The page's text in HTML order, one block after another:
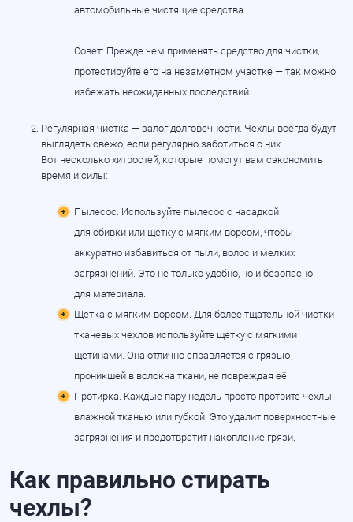
автомобильные чистящие средства.
Совет: Прежде чем применять средство для чистки,
протестируйте его на незаметном участке — так можно
избежать неожиданных последствий.
Регулярная чистка — залог долговечности. Чехлы всегда будут
выглядеть свежо, если регулярно заботиться о них.
Вот несколько хитростей, которые помогут вам сэкономить
время и силы:
Пылесос. Используйте пылесос с насадкой
для обивки или щетку с мягким ворсом, чтобы
аккуратно избавиться от пыли, волос и мелких
загрязнений. Это не только удобно, но и безопасно
для материала.
Щетка с мягким ворсом. Для более тщательной чистки
тканевых чехлов используйте щетку с мягкими
щетинами. Она отлично справляется с грязью,
проникшей в волокна ткани, не повреждая её.
Протирка. Каждые пару недель просто протрите чехлы
влажной тканью или губкой. Это удалит поверхностные
загрязнения и предотвратит накопление грязи.
Как правильно стирать
чехлы?